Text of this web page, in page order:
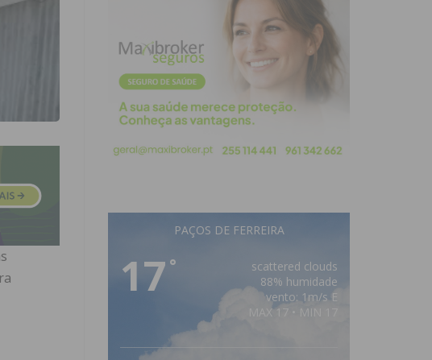
PAÇOS DE FERREIRA
17 °
scattered clouds
88% humidade
vento: 1m/s E
MAX 17 • MIN 17